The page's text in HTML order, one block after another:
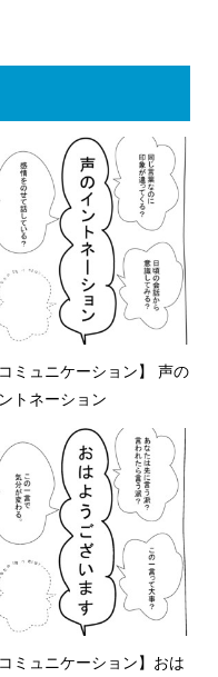
コミュニケーション】 声の
トネーション
コミュニケーション】おは